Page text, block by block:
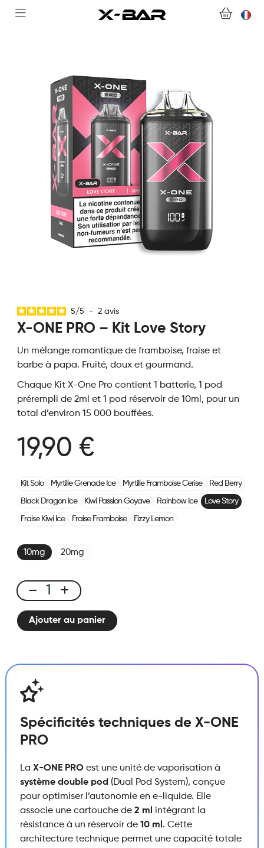
FOIRE AUX QUESTIONS
DEVENIR REVENDEUR
MON COMPTE
5/5 - 2 avis
X-ONE PRO – Kit Love Story
Un mélange romantique de framboise, fraise et
barbe à papa. Fruité, doux et gourmand.
Chaque Kit X-One Pro contient 1 batterie, 1 pod
prérempli de 2ml et 1 pod réservoir de 10ml, pour un
total d’environ 15 000 bouffées.
19,90 €
Kit Solo Myrtille Grenade Ice Myrtille Framboise Cerise Red Berry
Black Dragon Ice Kiwi Passion Goyave Rainbow Ice Love Story
Fraise Kiwi Ice Fraise Framboise Fizzy Lemon
10mg 20mg
X-
ONE
PRO
Love
Story
quantité
Ajouter au panier
Spécificités techniques de X-ONE
PRO
La X-ONE PROest une unité de vaporisation à
système double pod (Dual Pod System), conçue
pour optimiser l’autonomie en e-liquide. Elle
associe une cartouche de 2 ml
intégrant la
résistance à un réservoir de 10 ml . Cette
architecture technique permet une capacité totale